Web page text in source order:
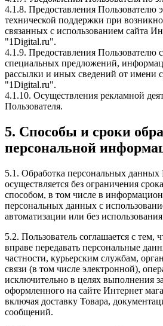
4.1.8. Предоставления Пользователю
технической поддержки при
связанных с использованием сайта
"1Digital.ru".
4.1.9. Предоставления Пользователю с
специальных предложений,
рассылки и иных сведений от имени
"1Digital.ru".
4.1.10. Осуществления рекламной
Пользователя.
5. Способы и сроки
персональной
5.1. Обработка персональных данных
осуществляется без ограничения
способом, в том числе в
персональных данных с
автоматизации или без
5.2. Пользователь соглашается с тем,
вправе передавать персональные
частности, курьерским службам,
связи (в том числе электронной),
исключительно в целях выполнения
оформленного на сайте Интернет
включая доставку Товара,
сообщений.